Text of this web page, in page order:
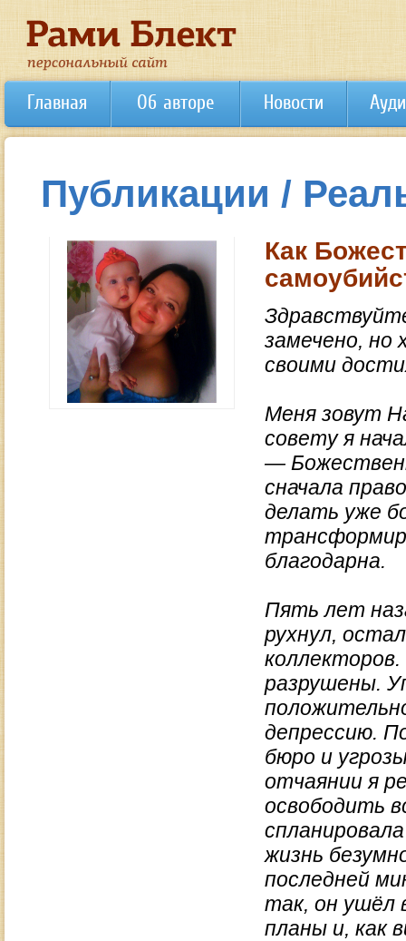
Главная Об авторе Новости
Публикации /
Как
замечено, но
своими
Меня зовут
совету я
—
сначала
делать уже
благодарна.
Пять лет
рухнул,
разрушены.
депрессию.
бюро и
отчаянии я
освободить
жизнь
последней
так, он ушёл
планы и, как